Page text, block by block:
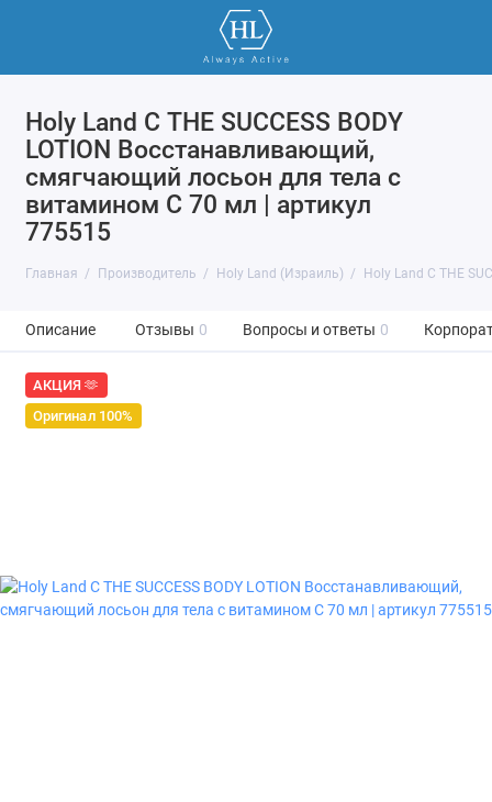
Holy Land С THE SUCCESS BODY
LOTION Восстанавливающий,
смягчающий лосьон для тела с
витамином С 70 мл | артикул
775515
Главная Производитель Holy Land (Израиль) Holy Land С THE
Описание Отзывы 0 Вопросы и ответы 0
АКЦИЯ 🫶
Оригинал 100%